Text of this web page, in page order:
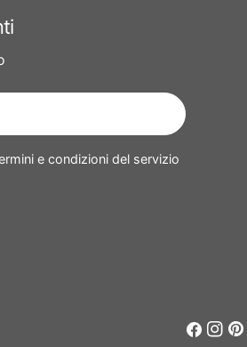
e condizioni del servizio